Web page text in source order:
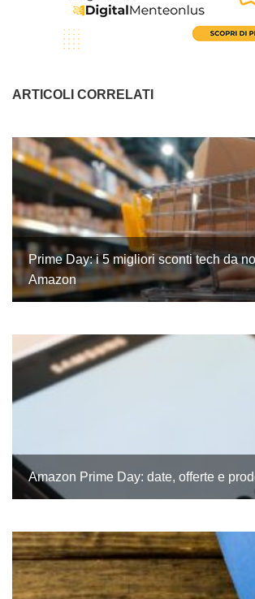
ARTICOLI CORRELATI
Prime Day: i 5 migliori sconti tech da
Amazon
Amazon Prime Day: date, offerte e